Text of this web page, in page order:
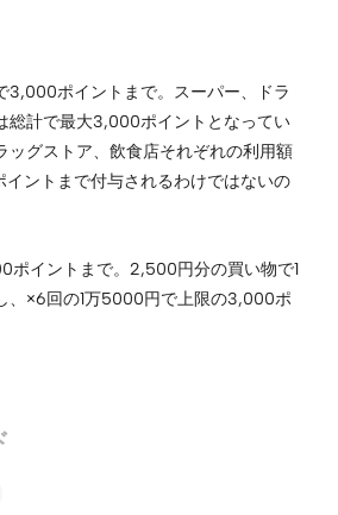
3,000ポイントまで。スーパー、ドラ
総計で最大3,000ポイントとなってい
ッグストア、飲食店それぞれの利用額
ントまで付与されるわけではないの
ポイントまで。2,500円分の買い物で1
、×6回の1万5000円で上限の3,000ポ